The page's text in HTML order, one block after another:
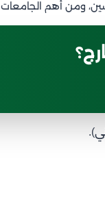
ومن أهم